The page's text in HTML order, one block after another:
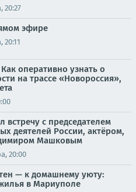
20:27
эфире
20:11
оперативно узнать о
на трассе «Новороссия»,
встречу с председателем
деятелей России, актёром,
Машковым
20:00
— к домашнему уюту:
в Мариуполе